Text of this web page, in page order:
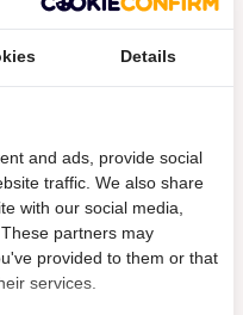
zelf monteren.
zodat je snel aan
om je te assisteren;
maar ook
voor een duurzame
15 centimeter
centimeter boven de
is dan de omtrek
je verzakkingen en
Details
and ads, provide social
traffic. We also share
with our social media,
partners may
provided to them or that
services.